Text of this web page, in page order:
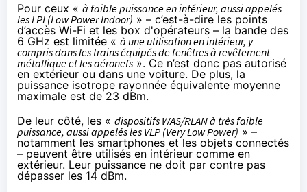
Pour ceux « à faible puissance en intérieur, aussi appelés
les LPI (Low Power Indoor) » – c’est-à-dire les points
d’accès Wi-Fi et les box d'opérateurs – la bande des
6 GHz est limitée « à une utilisation en intérieur, y
compris dans les trains équipés de fenêtres à revêtement
métallique et les aéronefs ». Ce n’est donc pas autorisé
en extérieur ou dans une voiture. De plus, la
puissance isotrope rayonnée équivalente moyenne
maximale est de 23 dBm.
De leur côté, les « dispositifs WAS/RLAN à très faible
puissance, aussi appelés les VLP (Very Low Power) » –
notamment les smartphones et les objets connectés
– peuvent être utilisés en intérieur comme en
extérieur. Leur puissance ne doit par contre pas
dépasser les 14 dBm.